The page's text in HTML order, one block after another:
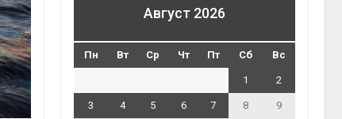
Август 2026
Пн Вт Ср Чт Пт Сб Вс
1 2
3 4 5 6 7 8 9